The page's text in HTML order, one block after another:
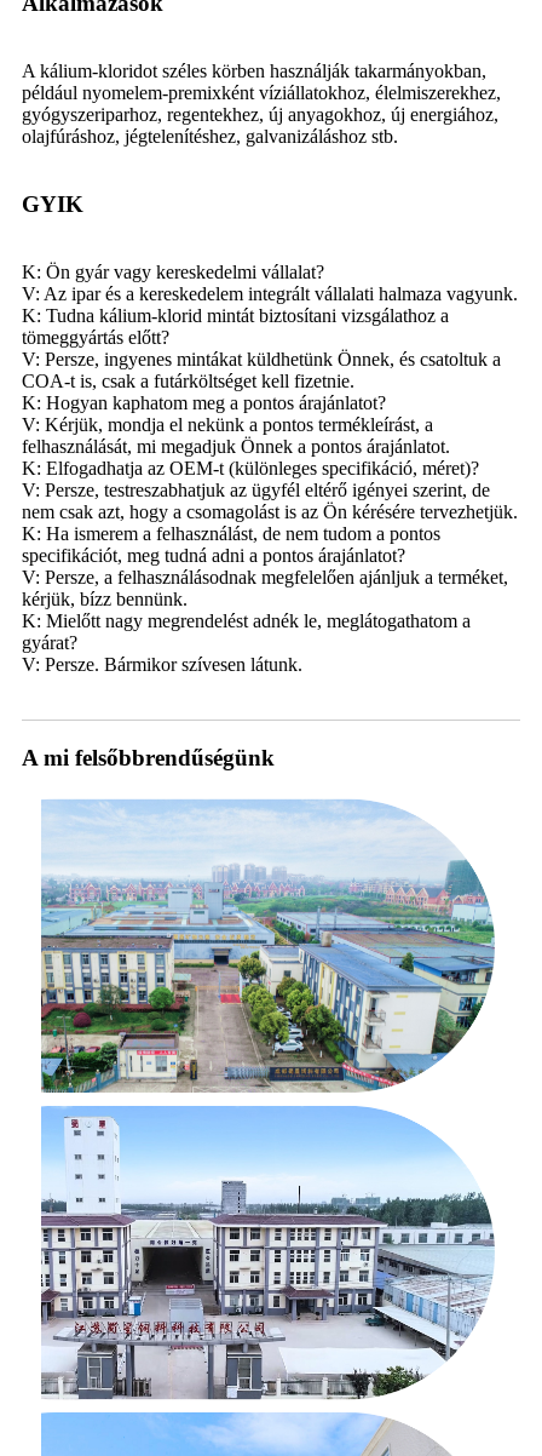
A kálium-kloridot széles körben használják takarmányokban,
például nyomelem-premixként víziállatokhoz, élelmiszerekhez,
gyógyszeriparhoz, regentekhez, új anyagokhoz, új energiához,
olajfúráshoz, jégtelenítéshez, galvanizáláshoz stb.
GYIK
K: Ön gyár vagy kereskedelmi vállalat?
V: Az ipar és a kereskedelem integrált vállalati halmaza vagyunk.
K: Tudna kálium-klorid mintát biztosítani vizsgálathoz a
tömeggyártás előtt?
V: Persze, ingyenes mintákat küldhetünk Önnek, és csatoltuk a
COA-t is, csak a futárköltséget kell fizetnie.
K: Hogyan kaphatom meg a pontos árajánlatot?
V: Kérjük, mondja el nekünk a pontos termékleírást, a
felhasználását, mi megadjuk Önnek a pontos árajánlatot.
K: Elfogadhatja az OEM-t (különleges specifikáció, méret)?
V: Persze, testreszabhatjuk az ügyfél eltérő igényei szerint, de
nem csak azt, hogy a csomagolást is az Ön kérésére tervezhetjük.
K: Ha ismerem a felhasználást, de nem tudom a pontos
specifikációt, meg tudná adni a pontos árajánlatot?
V: Persze, a felhasználásodnak megfelelően ajánljuk a terméket,
kérjük, bízz bennünk.
K: Mielőtt nagy megrendelést adnék le, meglátogathatom a
gyárat?
V: Persze. Bármikor szívesen látunk.
A mi felsőbbrendűségünk